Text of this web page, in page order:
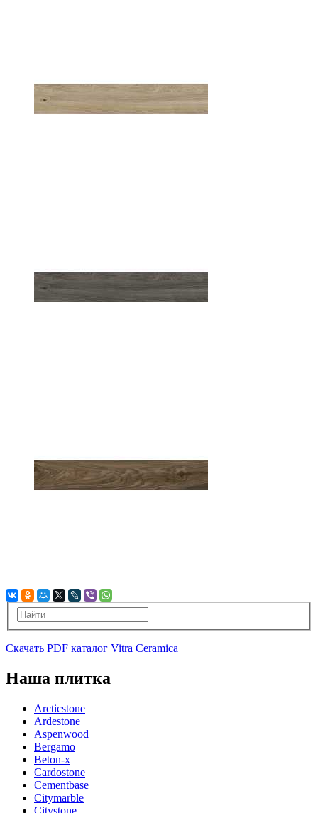
Скачать PDF каталог Vitra Ceramica
Наша плитка
Arcticstone
Ardestone
Aspenwood
Bergamo
Beton-x
Cardostone
Cementbase
Citymarble
Citystone